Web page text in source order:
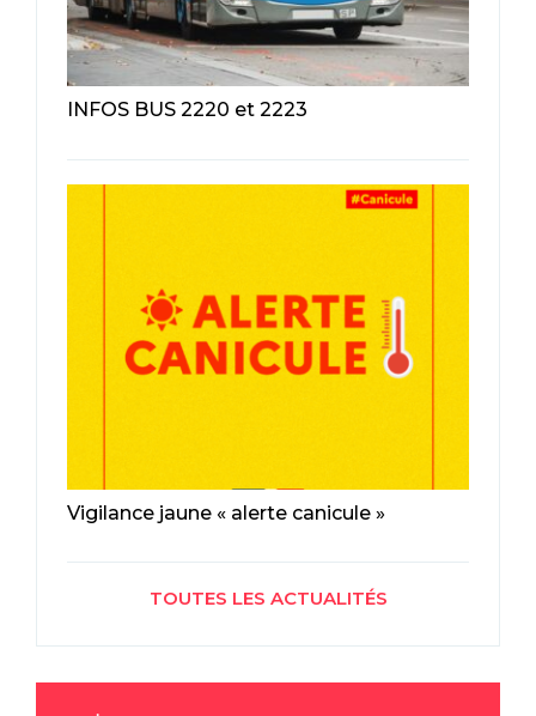
INFOS BUS 2220 et 2223
Vigilance jaune « alerte canicule »
TOUTES LES ACTUALITÉS